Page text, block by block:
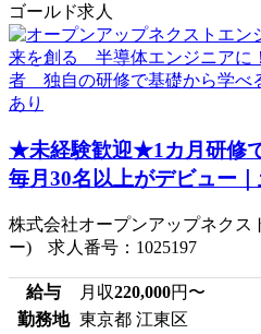
ゴールド求人
★未経験歓迎★1カ月研修
毎月30名以上がデビュー｜
株式会社オープンアップネクス
ー) 求人番号：1025197
給与 月収220,000円〜
勤務地 東京都 江東区